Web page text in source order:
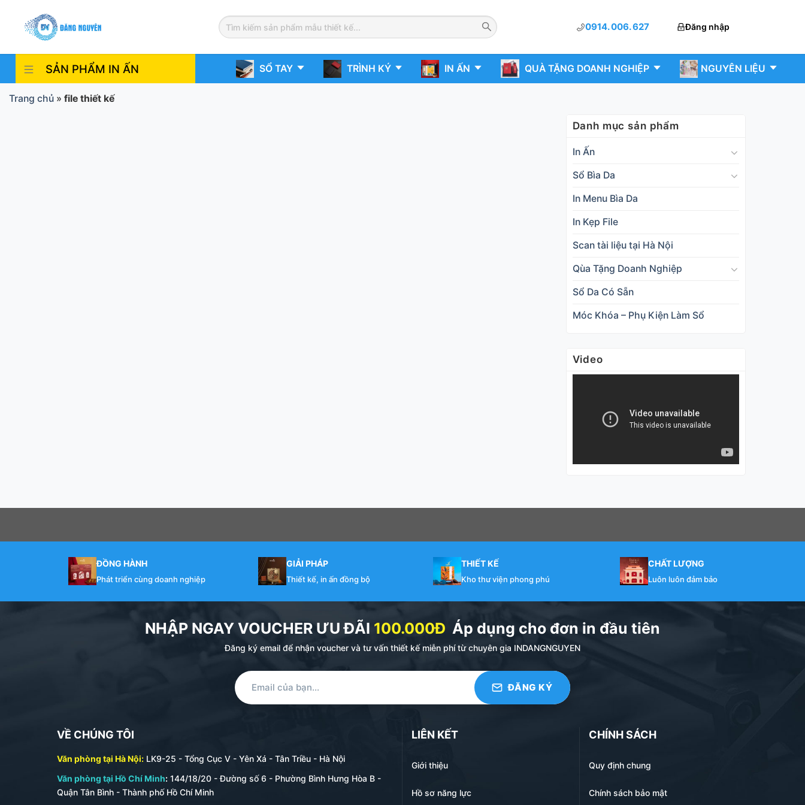
content
0914. 006. 627 Đăng nhập
SẢN PHẨM IN ẤN SỔ TAY TRÌNH KÝ IN ẤN QUÀ TẶNG DOANH NGHIỆP NGUYÊN LIỆU
Trang chủ » file thiết kế
Danh mục sản phẩm
In Ấn
Sổ Bìa Da
In Menu Bìa Da
In Kẹp File
Scan tài liệu tại Hà Nội
Qùa Tặng Doanh Nghiệp
Sổ Da Có Sẵn
Móc Khóa – Phụ Kiện Làm Sổ
Video
ĐỒNG HÀNH
Phát triển cùng doanh nghiệp
GIẢI PHÁP
Thiết kế, in ấn đồng bộ
THIẾT KẾ
Kho thư viện phong phú
CHẤT LƯỢNG
Luôn luôn đảm bảo
NHẬP NGAY VOUCHER ƯU ĐÃI 100.000Đ Áp dụng cho đơn in đầu tiên
Đăng ký email để nhận voucher và tư vấn thiết kế miễn phí từ chuyên gia INDANGNGUYEN
VỀ CHÚNG TÔI
Văn phòng tại Hà Nội: LK9-25 - Tổng Cục V - Yên Xá - Tân Triều - Hà Nội
Văn phòng tại Hồ Chí Minh: 144/18/20 - Đường số 6 - Phường Bình Hưng Hòa B -
Quận Tân Bình - Thành phố Hồ Chí Minh
LIÊN KẾT
Giới thiệu
Hồ sơ năng lực
CHÍNH SÁCH
Quy định chung
Chính sách bảo mật